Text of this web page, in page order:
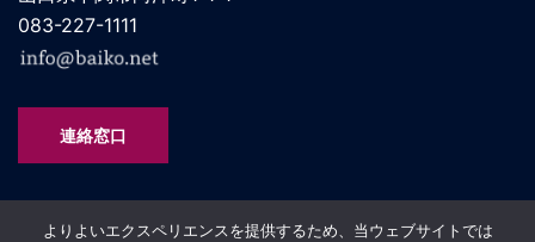
083-227-1111
連絡窓口
よりよいエクスペリエンスを提供するため、当ウェブサイトでは